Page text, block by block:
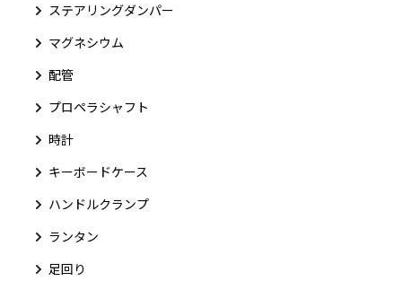
ステアリングダンパー
マグネシウム
配管
プロペラシャフト
時計
キーボードケース
ハンドルクランプ
ランタン
足回り